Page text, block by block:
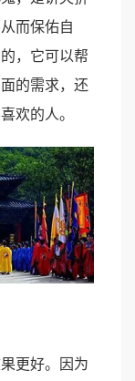
而保佑自
，它可以帮
的需求，还
欢的人。
更好。因为